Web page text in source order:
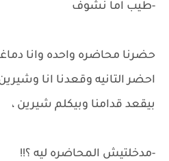
-طيب اما نشوف
حضرنا محاضره واحده وانا
احضر التانيه وقعدنا انا
بيقعد قدامنا وبيكلم شيرين ،
-مدخلتيش المحاضره ليه ؟!!